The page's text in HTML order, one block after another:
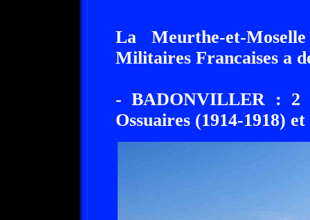
La Meurthe-et-
Militaires Francaises a
- BADONVILLER : 2
Ossuaires (1914-1918)